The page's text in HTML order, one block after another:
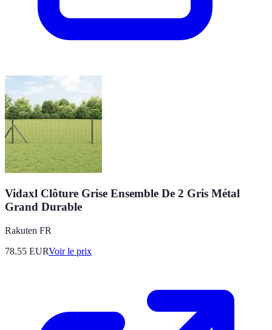
Vidaxl Clôture Grise Ensemble De 2 Gris Métal
Grand Durable
Rakuten FR
78.55 EURVoir le prix